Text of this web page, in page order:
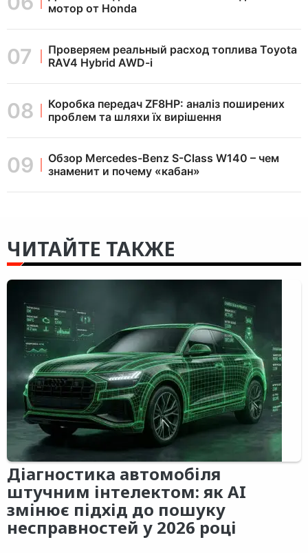
мотор от Honda
Проверяем реальный расход топлива Toyota
RAV4 Hybrid AWD-i
Коробка передач ZF8HP: аналіз поширених
проблем та шляхи їх вирішення
Обзор Mercedes-Benz S-Class W140 – чем
знаменит и почему «кабан»
ЧИТАЙТЕ ТАКЖЕ
Діагностика автомобіля
штучним інтелектом: як AI
змінює підхід до пошуку
несправностей у 2026 році